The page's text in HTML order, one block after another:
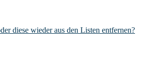
diese wieder aus den Listen entfernen?